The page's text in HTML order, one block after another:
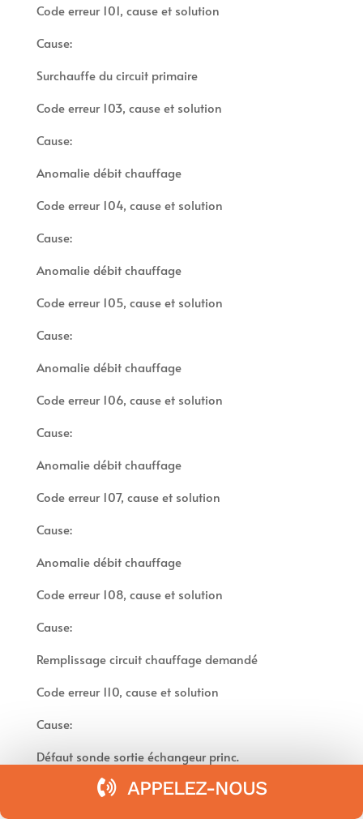
Code erreur 101, cause et solution
Cause:
Surchauffe du circuit primaire
Code erreur 103, cause et solution
Cause:
Anomalie débit chauffage
Code erreur 104, cause et solution
Cause:
Anomalie débit chauffage
Code erreur 105, cause et solution
Cause:
Anomalie débit chauffage
Code erreur 106, cause et solution
Cause:
Anomalie débit chauffage
Code erreur 107, cause et solution
Cause:
Anomalie débit chauffage
Code erreur 108, cause et solution
Cause:
Remplissage circuit chauffage demandé
Code erreur 110, cause et solution
Cause:
Défaut sonde sortie échangeur princ.
Code erreur 112, cause et solution
APPELEZ-NOUS